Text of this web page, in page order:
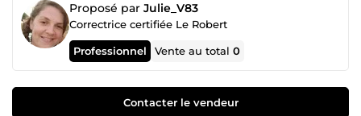
Proposé par Julie_V83
Correctrice certifiée Le Robert
Professionnel Vente au total0
Contacter le vendeur